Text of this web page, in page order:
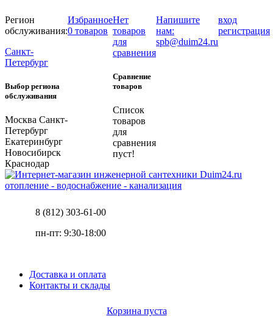
Регион
обслуживания:
Санкт-
Петербург
Выбор региона
обслуживания
Москва Санкт-
Петербург
Екатеринбург
Новосибирск
Краснодар
Избранное
0 товаров
Нет
товаров
для
сравнения
Сравнение
товаров
Список
товаров
для
сравнения
пуст!
Напишите
нам:
spb@duim24.ru
вход
регистрация
отопление - водоснабжение - канализация
8 (812) 303-61-00
пн-пт: 9:30-18:00
Доставка и оплата
Контакты и склады
Корзина пуста